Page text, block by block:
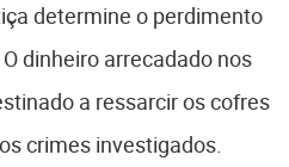
determine o perdimento
dinheiro arrecadado nos
a ressarcir os cofres
crimes investigados.